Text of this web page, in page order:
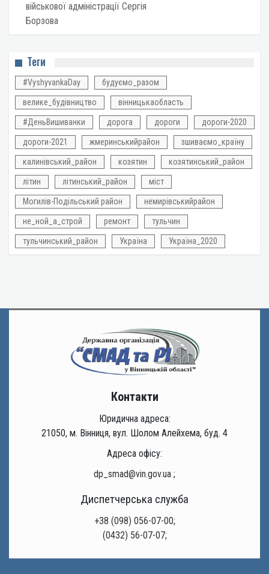
військової адміністрації Сергія
Борзова
Теги
#VyshyvankaDay будуємо_разом
велике_будівництво вінницькаобласть
#ДеньВишиванки дорога дороги дороги-2020
дороги-2021 жмеринськийрайон зшиваємо_країну
калинівський_район козятин козятинський_район
літин літинський_район міст
Могилів-Подільський район немирівськийрайон
не_ной_а_строй ремонт тульчин
тульчинський_район Україна Україна_2020
Контакти
Юридична адреса:
21050, м. Вінниця, вул. Шолом Алейхема, буд. 4
Адреса офісу:
dp_smad@vin.gov.ua ;
Диспетчерська служба
+38 (098) 056-07-00;
(0432) 56-07-07;